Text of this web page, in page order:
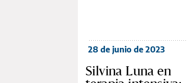
28 de junio de 2023
Silvina Luna en